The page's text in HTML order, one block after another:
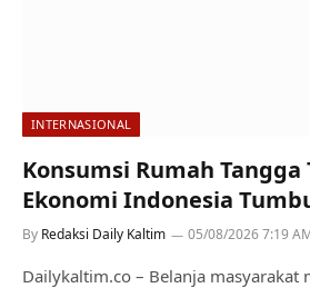
INTERNASIONAL
Konsumsi Rumah Tangga
Ekonomi Indonesia
By Redaksi Daily Kaltim 05/08/2026 7:19
Dailykaltim.co – Belanja masyarakat